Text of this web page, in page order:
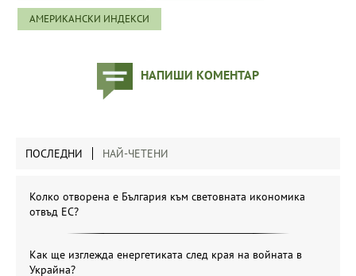
АМЕРИКАНСКИ ИНДЕКСИ
НАПИШИ КОМЕНТАР
ПОСЛЕДНИ НАЙ-ЧЕТЕНИ
Колко отворена е България към световната икономика
отвъд ЕС?
Как ще изглежда енергетиката след края на войната в
Украйна?